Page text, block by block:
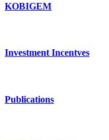
KOBIGEM
Investment Incentves
Publications